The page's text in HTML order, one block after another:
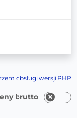
obsługi wersji PHP
brutto